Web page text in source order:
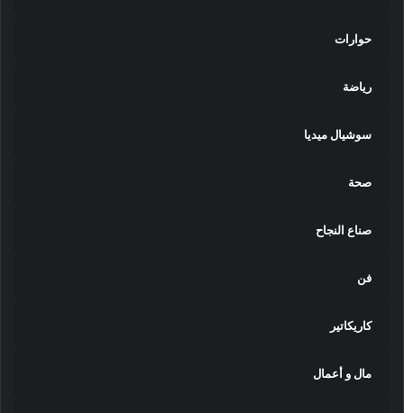
حوارات
رياضة
سوشيال ميديا
صحة
صناع النجاح
فن
كاريكاتير
مال و أعمال